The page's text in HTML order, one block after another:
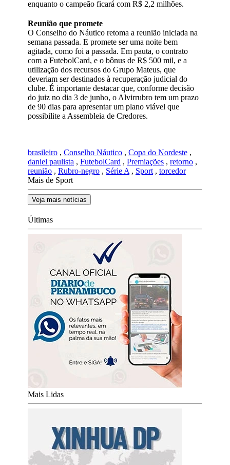
enquanto o campeão ficará com R$ 2,2 milhões.
Reunião que promete
O Conselho do Náutico retoma a reunião iniciada na
semana passada. E promete ser uma noite bem
agitada, como foi a passada. Em pauta, o contrato
com a FutebolCard, e o bônus de R$ 500 mil, e a
utilização dos recursos do Grupo Mateus, que
deveriam ser destinados à recuperação judicial do
clube. É importante destacar que, conforme decisão
do juiz no dia 3 de junho, o Alvirrubro tem um prazo
de 90 dias para apresentar um plano viável que
possibilite a Assembleia de Credores.
brasileiro , Conselho Náutico , Copa do Nordeste ,
daniel paulista , FutebolCard , Premiações , retorno ,
reunião , Rubro-negro , Série A , Sport , torcedor
Mais de Sport
Veja mais notícias
Últimas
Mais Lidas